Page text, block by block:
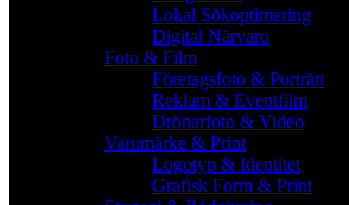
Lokal Sökoptimering
Digital Närvaro
Foto & Film
Företagsfoto & Porträtt
Reklam & Eventfilm
Drönarfoto & Video
Varumärke & Print
Logotyp & Identitet
Grafisk Form & Print